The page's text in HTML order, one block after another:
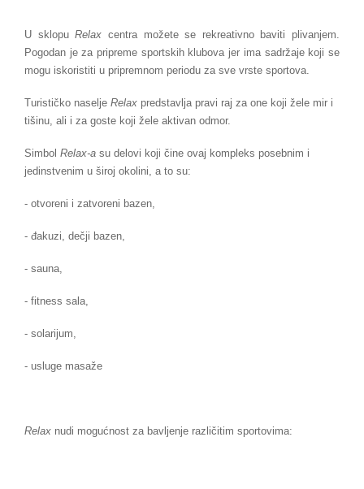
U sklopuRelax centra možete se rekreativno baviti plivanjem.
Pogodan je za pripreme sportskih klubova jer ima sadržaje koji se
mogu iskoristiti u pripremnom periodu za sve vrste sportova.
Turističko naselje Relax predstavlja pravi raj za one koji žele mir i
tišinu, ali i za goste koji žele aktivan odmor.
Simbol Relax-a su delovi koji čine ovaj kompleks posebnim i
jedinstvenim u široj okolini, a to su:
- otvoreni i zatvoreni bazen,
- đakuzi, dečji bazen,
- sauna,
- fitness sala,
- solarijum,
- usluge masaže
Relax nudi mogućnost za bavljenje različitim sportovima: